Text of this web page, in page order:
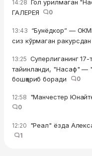
14:28 Гол урилмаган
ГАЛЕРЕЯ
0
13:43 “Бунёдкор” —
сиз кўрмаган
13:25 Суперлиганинг
тайинланди, "Насаф" —
бошқариб боради
0
12:58 "Манчестер
0
12:20 "Реал" ёзда
1